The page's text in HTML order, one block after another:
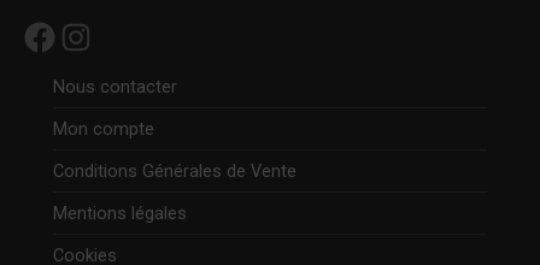
Facebook Instagram
Nous contacter
Mon compte
Conditions Générales de Vente
Mentions légales
Cookies